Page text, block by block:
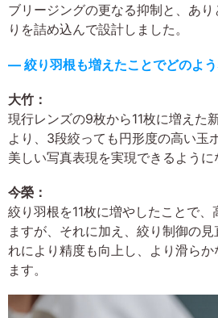
ブリージングの更なる抑制と、あ
りを詰め込んで設計しました。
― 絞り羽根も増えたことでどのよ
大竹：
現行レンズの9枚から11枚に増えた
より、3段絞っても円形度の高い玉
美しい写真表現を実現できるように
今榮：
絞り羽根を11枚に増やしたことで、
ますが、それに加え、絞り制御の
れにより精度も向上し、より滑ら
ます。